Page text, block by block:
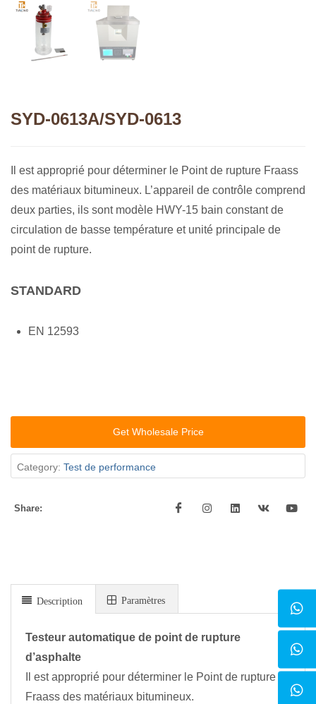
SYD-0613A/SYD-0613
Il est approprié pour déterminer le Point de rupture Fraass
des matériaux bitumineux. L’appareil de contrôle comprend
deux parties, ils sont modèle HWY-15 bain constant de
circulation de basse température et unité principale de
point de rupture.
STANDARD
EN 12593
Get Wholesale Price
Category: Test de performance
Share:
Description Paramètres
Testeur automatique de point de rupture
d’asphalte
Il est approprié pour déterminer le Point de rupture
Fraass des matériaux bitumineux.